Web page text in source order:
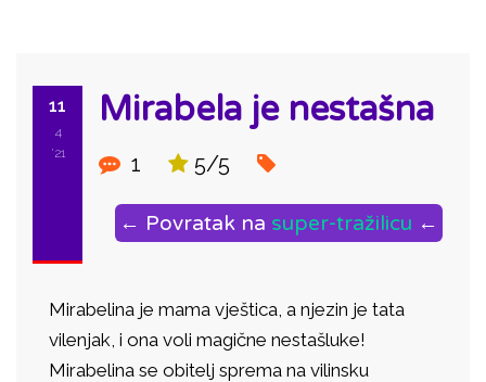
11
4
'21
Mirabela je nestašna
1 5/5
← Povratak na super-tražilicu ←
Mirabelina je mama vještica, a njezin je tata
vilenjak, i ona voli magične nestašluke!
Mirabelina se obitelj sprema na vilinsku